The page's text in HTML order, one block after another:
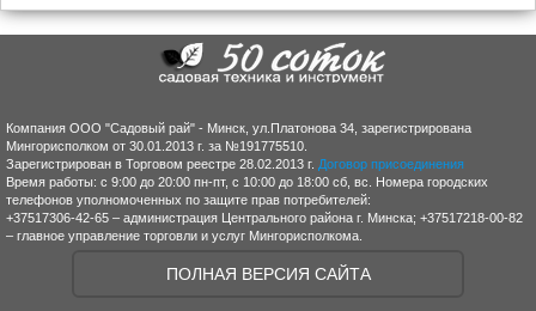
Компания ООО "Садовый рай" - Минск, ул.Платонова 34, зарегистрирована
Мингорисполком от 30.01.2013 г. за №191775510.
Зарегистрирован в Торговом реестре 28.02.2013 г. Договор присоединения
Время работы: с 9:00 до 20:00 пн-пт, с 10:00 до 18:00 сб, вс. Номера городских
телефонов уполномоченных по защите прав потребителей:
+37517306-42-65 – администрация Центрального района г. Минска; +37517218-00-82
– главное управление торговли и услуг Мингорисполкома.
ПОЛНАЯ ВЕРСИЯ САЙТА